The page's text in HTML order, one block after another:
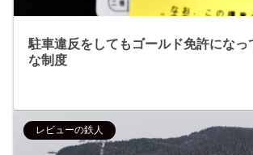
駐車違反をしてもゴールド免許になっ
な制度
レビューの鉄人